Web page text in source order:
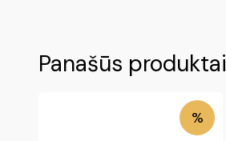
Panašūs produktai
%